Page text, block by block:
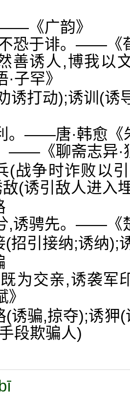
《广韵》
恐于诽。——《
善诱人,博我以
子罕》
诱打动);诱训(诱
。——唐·韩愈《
——《聊斋志异·
(战争时诈败以
(诱引敌人进入
,诱骋先。——《
(招引接纳;诱纳);
为交亲,诱袭
(诱骗,掠夺);诱狎
段欺骗人)